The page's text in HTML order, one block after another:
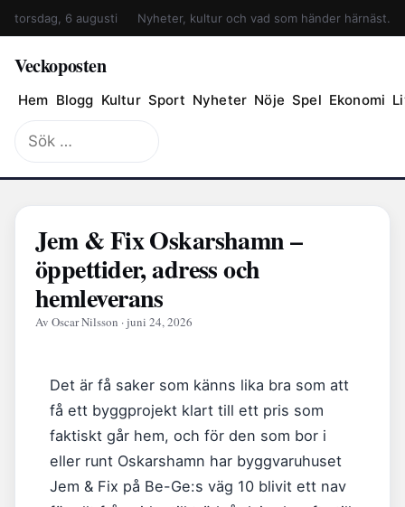
torsdag, 6 augusti Nyheter, kultur och vad som händer härnäst.
Veckoposten
Hem Blogg Kultur Sport Nyheter Nöje Spel Ekonomi
Sök
efter:
Jem & Fix Oskarshamn –
öppettider, adress och
hemleverans
Av Oscar Nilsson · juni 24, 2026
Det är få saker som känns lika bra som att
få ett byggprojekt klart till ett pris som
faktiskt går hem, och för den som bor i
eller runt Oskarshamn har byggvaruhuset
Jem & Fix på Be-Ge:s väg 10 blivit ett nav